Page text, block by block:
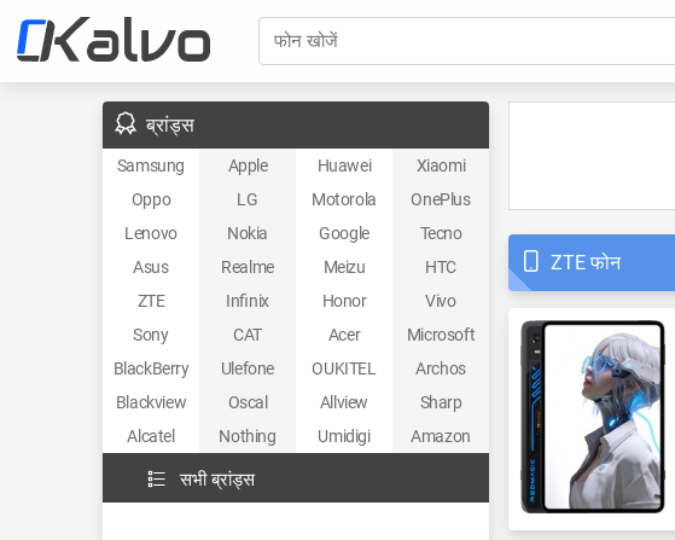
फोन खोजें
ZTE फोन
ब्रांड्स
Samsung Apple Huawei
Xiaomi
Oppo
LG Motorola
OnePlus
Lenovo
Nokia Google
Tecno
Asus
Realme Meizu
HTC
ZTE
Infinix Honor
Vivo
Sony
CAT Acer
Microsoft
BlackBerry
Ulefone OUKITEL
Archos
Blackview
Oscal Allview
Sharp
Alcatel
Nothing Umidigi Amazon
सभी ब्रांड्स